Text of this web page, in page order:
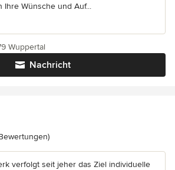
Ihre Wünsche und Auf...
Nachricht
Wuppertal
5 von 5 Sternen
verfolgt seit jeher das Ziel individuelle